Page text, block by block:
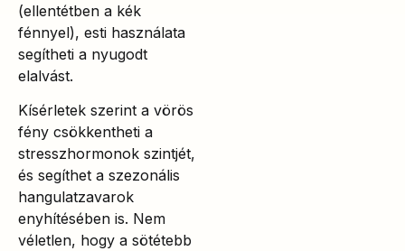
(ellentétben a kék
fénnyel), esti használata
segítheti a nyugodt
elalvást.
Kísérletek szerint a vörös
fény csökkentheti a
stresszhormonok szintjét,
és segíthet a szezonális
hangulatzavarok
enyhítésében is. Nem
véletlen, hogy a sötétebb